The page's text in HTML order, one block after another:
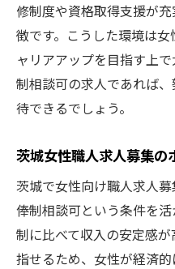
修制度や資格取得支援が
徴です。こうした環境は
ャリアアップを目指す上
制相談可の求人であれば
待できるでしょう。
茨城女性職人求人募集の
茨城で女性向け職人求人
俸制相談可という条件を
制に比べて収入の安定感
指せるため、女性が経済